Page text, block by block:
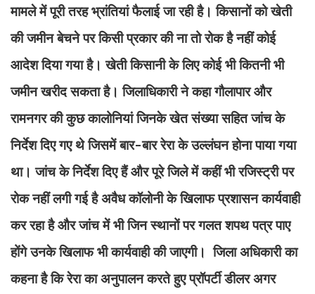
मामले में पूरी तरह भ्रांतियां फैलाई जा रही है। किसानों को खेती
की जमीन बेचने पर किसी प्रकार की ना तो रोक है नहीं कोई
आदेश दिया गया है। खेती किसानी के लिए कोई भी कितनी भी
जमीन खरीद सकता है। जिलाधिकारी ने कहा गौलापार और
रामनगर की कुछ कालोनियां जिनके खेत संख्या सहित जांच के
निर्देश दिए गए थे जिसमें बार-बार रेरा के उल्लंघन होना पाया गया
था। जांच के निर्देश दिए हैं और पूरे जिले में कहीं भी रजिस्ट्री पर
रोक नहीं लगी गई है अवैध कॉलोनी के खिलाफ प्रशासन कार्यवाही
कर रहा है और जांच में भी जिन स्थानों पर गलत शपथ पत्र पाए
होंगे उनके खिलाफ भी कार्यवाही की जाएगी। जिला अधिकारी का
कहना है कि रेरा का अनुपालन करते हुए प्रॉपर्टी डीलर अगर